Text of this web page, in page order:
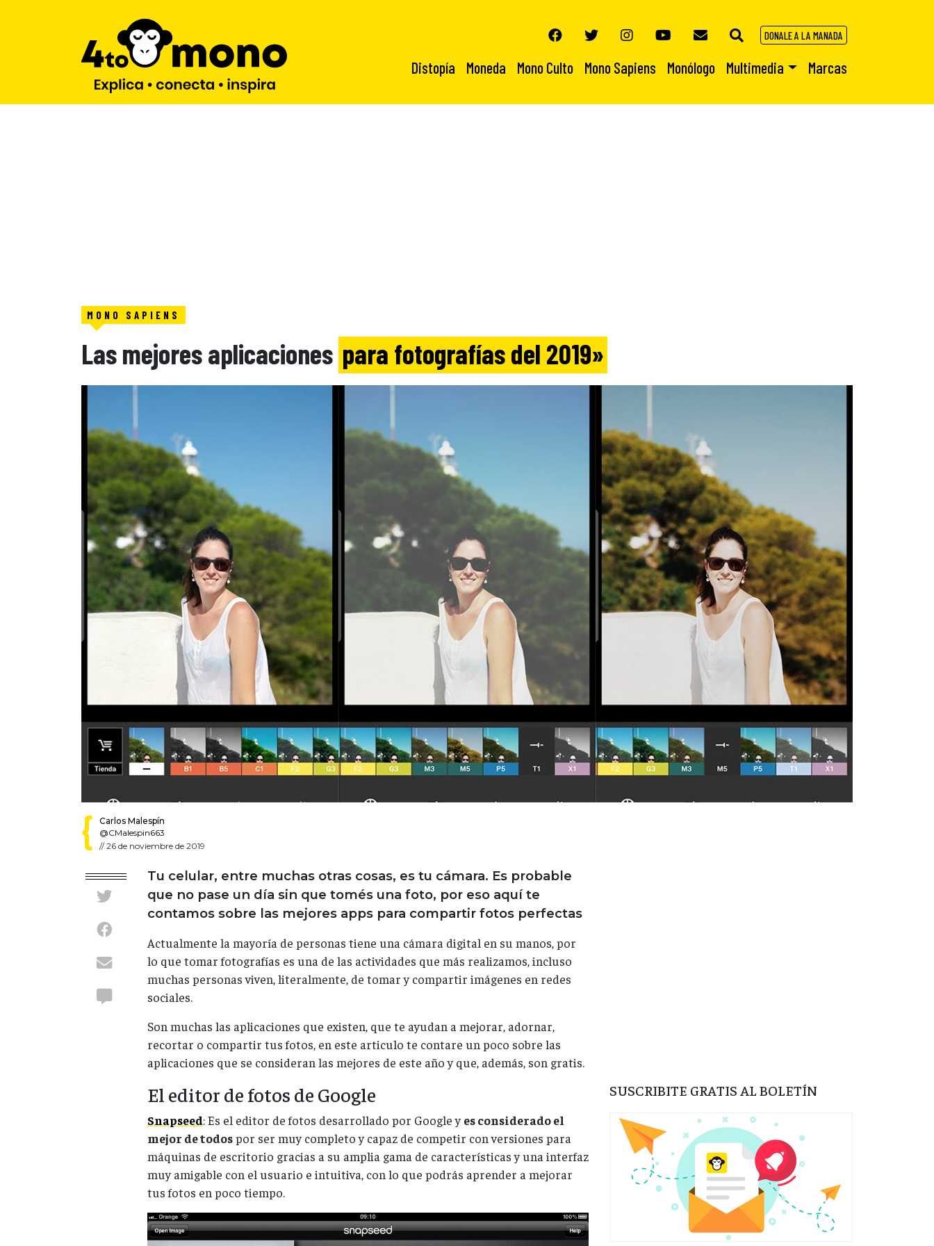
DONALE A LA MANADA
Distopía Moneda Mono Culto Mono Sapiens Monólogo Multimedia Marcas
MONO SAPIENS
Las mejores aplicaciones para fotografías del 2019»
Carlos Malespín
@CMalespin663
//26 de noviembre de 2019
Tu celular, entre muchas otras cosas, es tu cámara. Es probable
que no pase un día sin que tomés una foto, por eso aquí te
contamos sobre las mejores apps para compartir fotos perfectas
Actualmente la mayoría de personas tiene una cámara digital en su manos, por
lo que tomar fotografías es una de las actividades que más realizamos, incluso
muchas personas viven, literalmente, de tomar y compartir imágenes en redes
sociales.
Son muchas las aplicaciones que existen, que te ayudan a mejorar, adornar,
recortar o compartir tus fotos, en este articulo te contare un poco sobre las
aplicaciones que se consideran las mejores de este año y que, además, son gratis.
El editor de fotos de Google
Snapseed: Es el editor de fotos desarrollado por Google yes considerado el
mejor de todospor ser muy completo y capaz de competir con versiones para
máquinas de escritorio gracias a su amplia gama de características y una interfaz
muy amigable con el usuario e intuitiva, con lo que podrás aprender a mejorar
tus fotos en poco tiempo.
SUSCRIBITE GRATIS AL BOLETÍN